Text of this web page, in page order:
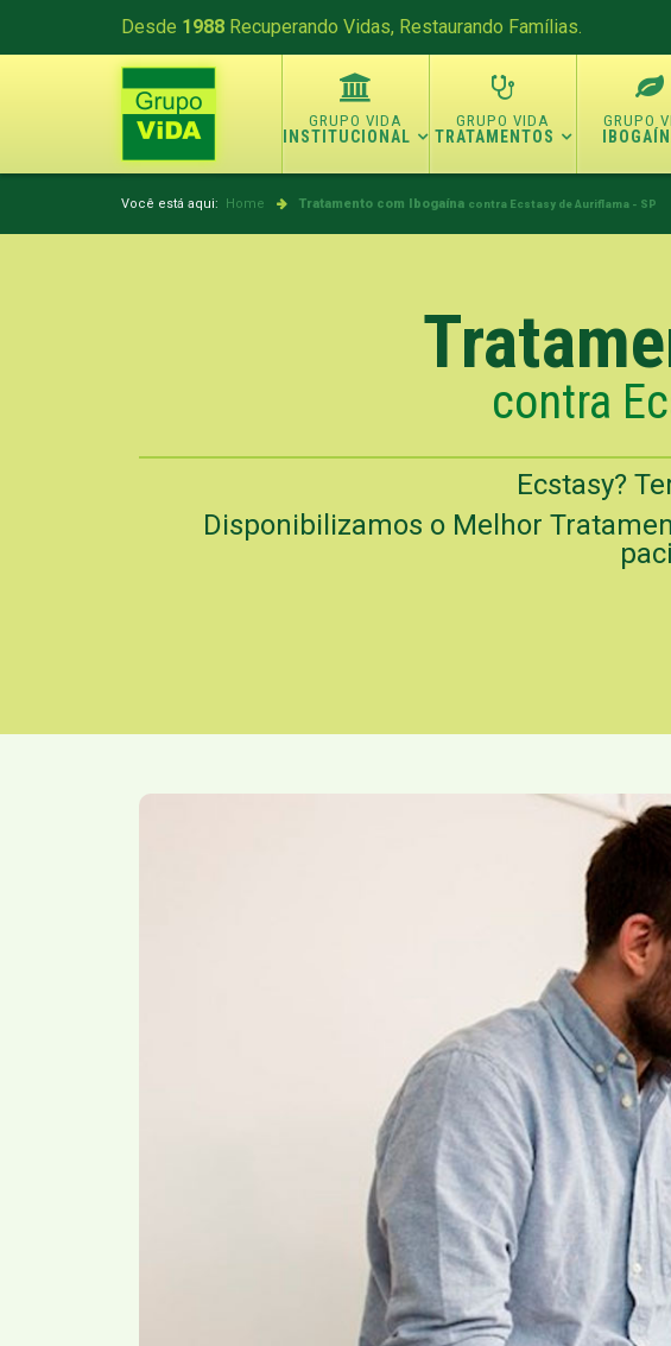
Desde 1988 Recuperando Vidas, Restaurando Famílias.
INSTITUCIONAL TRATAMENTOS
Você está aqui: Home Tratamento com Ibogaína contra Ecstasy de Auriflama - SP
contra
Ecstasy?
Disponibilizamos o Melhor